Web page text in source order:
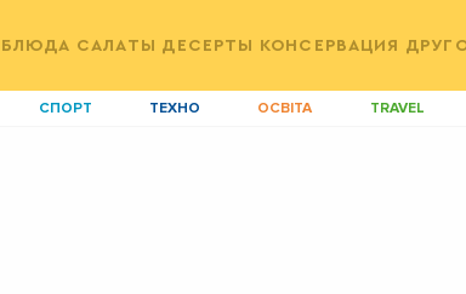
САЛАТЫ ДЕСЕРТЫ КОНСЕРВАЦИЯ
СПОРТ ТЕХНО ОСВІТА TRAVEL